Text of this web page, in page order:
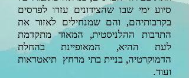
סיוע ימי שבו שהצידונים עזרו לפרסים
בקרבותיהם, והם שמנחילים לאזור את
התרבות ההלניסטית, המאוד מתקדמת
לעת ההיא, המאופיינת בהחלת
הדמוקרטיה, בניית בתי מרחץ תיאטראות
ועוד.